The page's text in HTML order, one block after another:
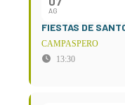
AG
FIESTAS DE
CAMPASPERO
13:30